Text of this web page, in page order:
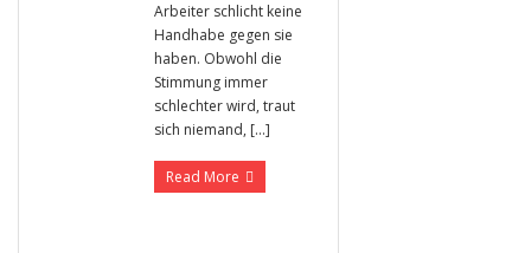
Arbeiter schlicht keine
Handhabe gegen sie
haben. Obwohl die
Stimmung immer
schlechter wird, traut
sich niemand, […]
Read More